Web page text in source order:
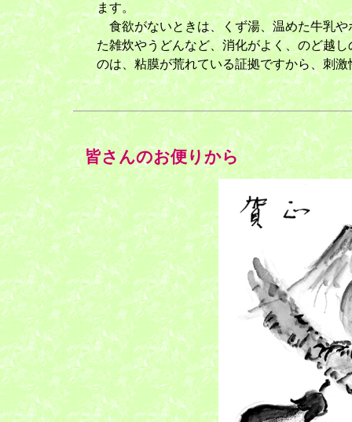
ます。
食欲がないときは、くず湯、温めた牛乳や
た雑炊やうどんなど、消化がよく、のど越
のは、粘膜が荒れている証拠ですから、刺
皆さんのお便りから